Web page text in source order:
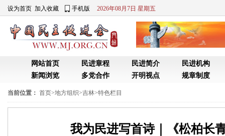
设为首页 加入收藏 手机版 2026年08月7日 星期五
网站首页 民进章程 民进简介
民进机构
新闻浏览
多党合作 开明视点 规章制度
当前位置： 首页>地方组织>吉林>特色栏目
我为民进写首诗｜《松柏长